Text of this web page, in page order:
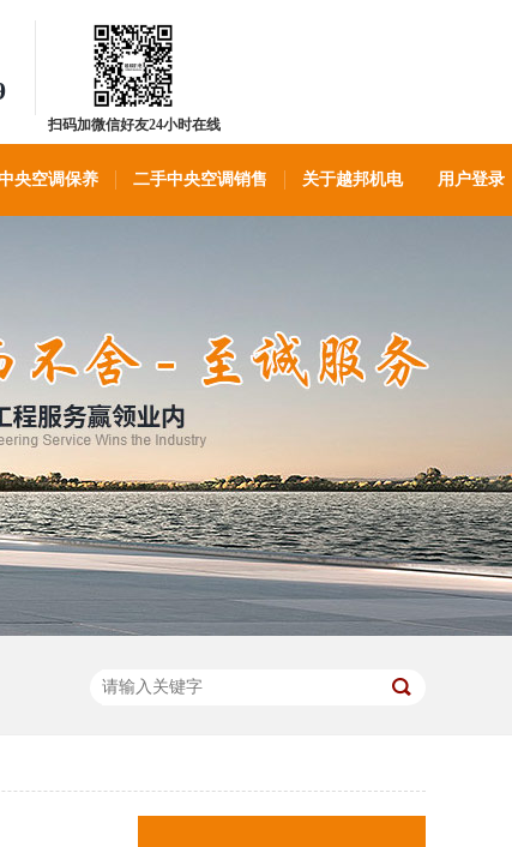
扫码加微信好友24小时在线
央空调保养 二手中央空调销售 关于越邦机电 用户登录